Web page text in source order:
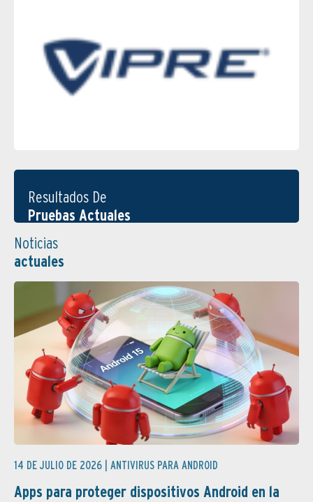
Resultados De
Pruebas Actuales
Noticias
actuales
14 DE JULIO DE 2026 | ANTIVIRUS PARA ANDROID
Apps para proteger dispositivos Android en la